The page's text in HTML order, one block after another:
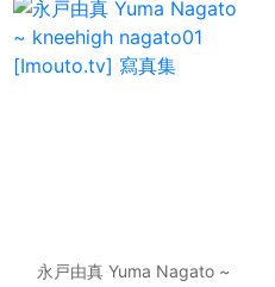
永戸由真 Yuma Nagato ~